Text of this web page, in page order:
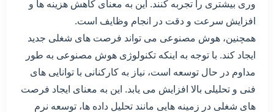
وری بیشتری را تجربه کنند. این به معنای کاهش هزینه ها و
افزایش سرعت و دقت در انجام وظایف است.
همچنین، هوش مصنوعی می تواند فرصت های شغلی جدید
ایجاد کند. با توجه به اینکه تکنولوژی هوش مصنوعی به طور
مداوم در حال توسعه است، نیاز به کارکنانی با توانایی های
فنی و تحلیلی بالا افزایش می یابد. این به معنای ایجاد فرصت
های شغلی در زمینه هایی مانند تحلیل داده ها، توسعه نرم